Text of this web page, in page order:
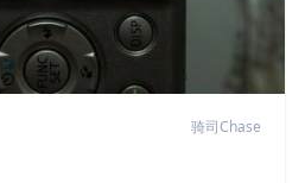
骑司Chase